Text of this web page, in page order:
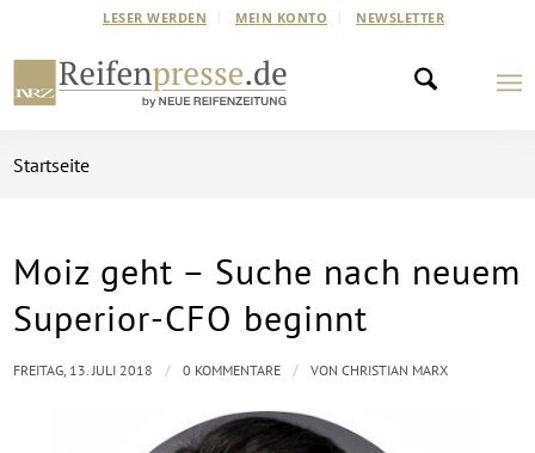
LESER WERDEN MEIN KONTO NEWSLETTER
Startseite
Moiz geht – Suche nach neuem
Superior-CFO beginnt
FREITAG, 13. JULI 2018 / 0 KOMMENTARE / VONCHRISTIAN MARX